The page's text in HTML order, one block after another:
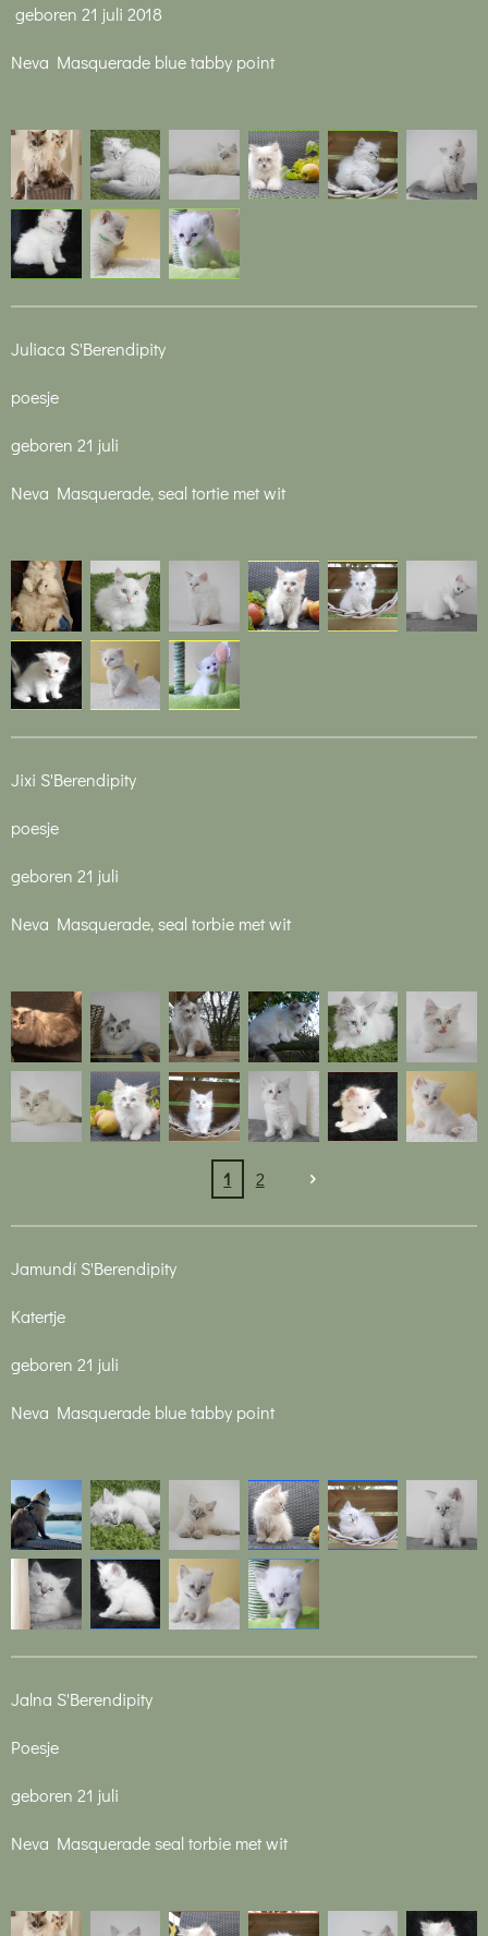
geboren 21 juli 2018
Neva Masquerade blue tabby point
Juliaca S'Berendipity
poesje
geboren 21 juli
Neva Masquerade, seal tortie met wit
Jixi S'Berendipity
poesje
geboren 21 juli
Neva Masquerade, seal torbie met wit
1 2
Jamundí S'Berendipity
Katertje
geboren 21 juli
Neva Masquerade blue tabby point
Jalna S'Berendipity
Poesje
geboren 21 juli
Neva Masquerade seal torbie met wit